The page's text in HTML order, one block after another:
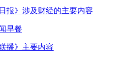
报》涉及财经的主要内容
早餐
播》主要内容